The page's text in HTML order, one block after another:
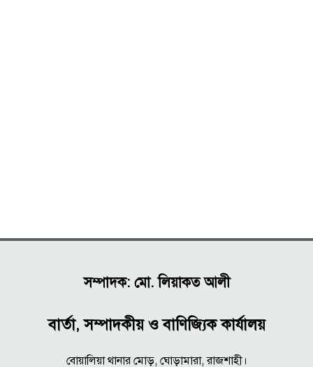
সম্পাদক: মো. লিয়াকত আলী
বার্তা, সম্পাদকীয় ও বাণিজ্যিক কার্যালয়
বোয়ালিয়া থানার মোড়, ঘোড়ামারা, রাজশাহী।